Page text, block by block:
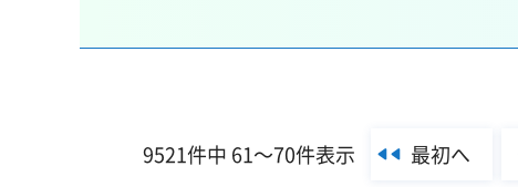
9521件中 61～70件表示 最初へ